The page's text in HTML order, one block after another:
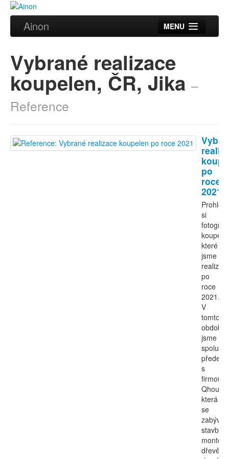
Ainon
MENU
Služby
Reference
Videa
Partneři
Vybrané realizace
koupelen, ČR, Jika –
Reference
po
roce
2021
si
které
jsme
po
roce
2021.
V
tomto
období
jsme
s
firmou
Qhouse,
která
se
zabývá
stavbou